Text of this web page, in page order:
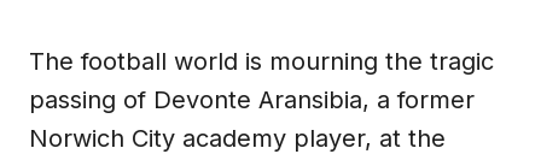
The football world is mourning the tragic
passing of Devonte Aransibia, a former
Norwich City academy player, at the